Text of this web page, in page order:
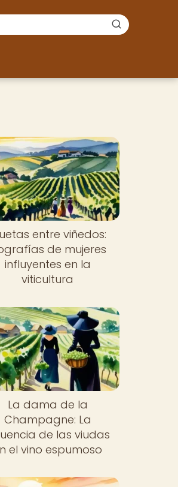
entre viñedos:
de mujeres
influyentes en la
viticultura
La dama de la
Champagne: La
de las viudas
el vino espumoso